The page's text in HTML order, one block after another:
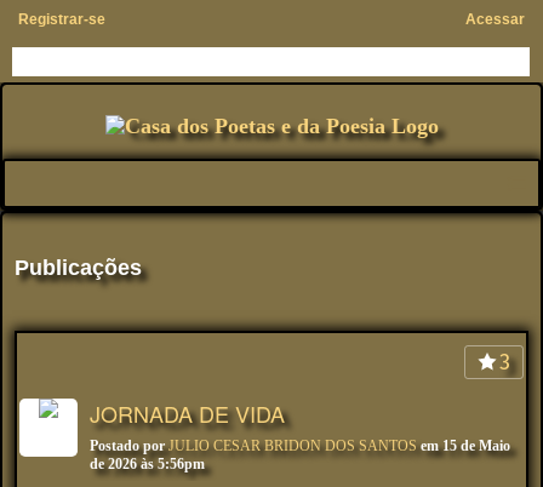
Registrar-se Acessar
Publicações
3
JORNADA DE VIDA
Postado porJULIO CESAR BRIDON DOS SANTOSem 15 de Maio
de 2026 às 5:56pm